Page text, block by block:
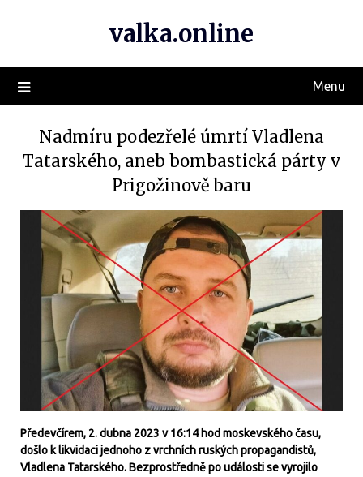
valka.online
Menu
Nadmíru podezřelé úmrtí Vladlena
Tatarského, aneb bombastická párty v
Prigožinově baru
Předevčírem, 2. dubna 2023 v 16:14 hod moskevského času,
došlo k likvidaci jednoho z vrchních ruských propagandistů,
Vladlena Tatarského. Bezprostředně po události se vyrojilo